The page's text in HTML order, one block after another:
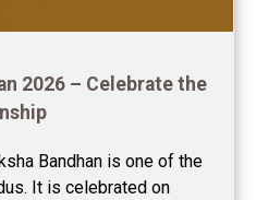
Reviews
Reviews
2026 – Celebrate the
Bandhan is one of the
It is celebrated on